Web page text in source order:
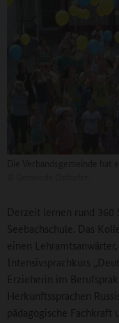
Derzeit lernen rund 360
Seebachschule. Das
einen
Intensivsprachkurs
Erzieherin im
Herkunftssprachen
pädagogische